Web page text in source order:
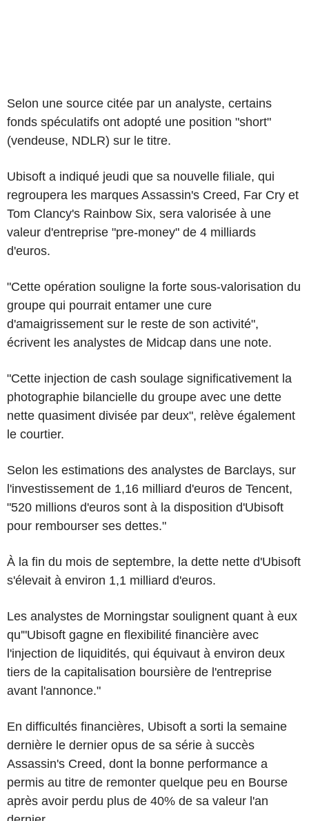
Selon une source citée par un analyste, certains
fonds spéculatifs ont adopté une position "short"
(vendeuse, NDLR) sur le titre.
Ubisoft a indiqué jeudi que sa nouvelle filiale, qui
regroupera les marques Assassin's Creed, Far Cry et
Tom Clancy's Rainbow Six, sera valorisée à une
valeur d'entreprise "pre-money" de 4 milliards
d'euros.
"Cette opération souligne la forte sous-valorisation du
groupe qui pourrait entamer une cure
d'amaigrissement sur le reste de son activité",
écrivent les analystes de Midcap dans une note.
"Cette injection de cash soulage significativement la
photographie bilancielle du groupe avec une dette
nette quasiment divisée par deux", relève également
le courtier.
Selon les estimations des analystes de Barclays, sur
l'investissement de 1,16 milliard d'euros de Tencent,
"520 millions d'euros sont à la disposition d'Ubisoft
pour rembourser ses dettes."
À la fin du mois de septembre, la dette nette d'Ubisoft
s'élevait à environ 1,1 milliard d'euros.
Les analystes de Morningstar soulignent quant à eux
qu'"Ubisoft gagne en flexibilité financière avec
l'injection de liquidités, qui équivaut à environ deux
tiers de la capitalisation boursière de l'entreprise
avant l'annonce."
En difficultés financières, Ubisoft a sorti la semaine
dernière le dernier opus de sa série à succès
Assassin's Creed, dont la bonne performance a
permis au titre de remonter quelque peu en Bourse
après avoir perdu plus de 40% de sa valeur l'an